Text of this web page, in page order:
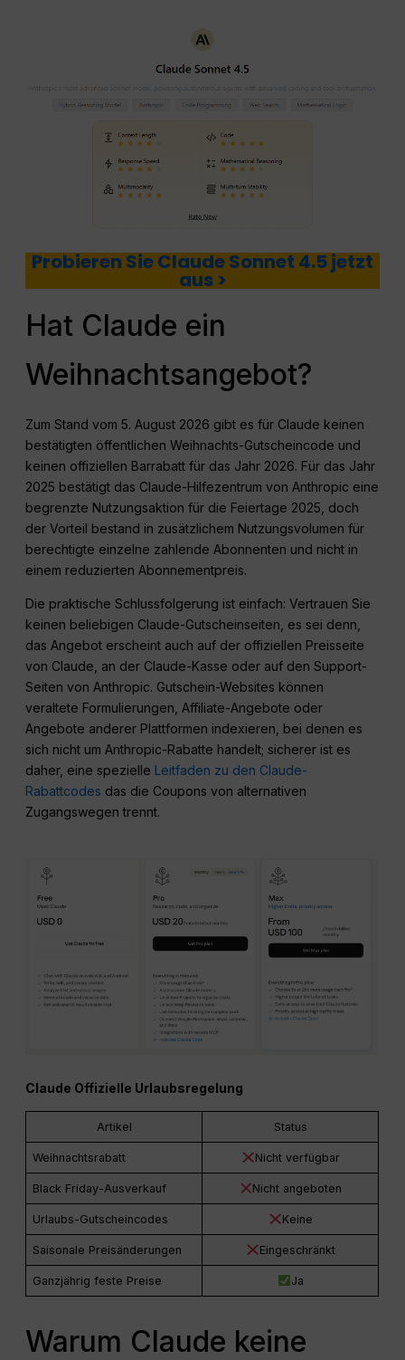
Probieren Sie Claude Sonnet 4.5 jetzt
aus >
Hat Claude ein
Weihnachtsangebot?
Zum Stand vom 5. August 2026 gibt es für Claude keinen
bestätigten öffentlichen Weihnachts-Gutscheincode und
keinen offiziellen Barrabatt für das Jahr 2026. Für das Jahr
2025 bestätigt das Claude-Hilfezentrum von Anthropic eine
begrenzte Nutzungsaktion für die Feiertage 2025, doch
der Vorteil bestand in zusätzlichem Nutzungsvolumen für
berechtigte einzelne zahlende Abonnenten und nicht in
einem reduzierten Abonnementpreis.
Die praktische Schlussfolgerung ist einfach: Vertrauen Sie
keinen beliebigen Claude-Gutscheinseiten, es sei denn,
das Angebot erscheint auch auf der offiziellen Preisseite
von Claude, an der Claude-Kasse oder auf den Support-
Seiten von Anthropic. Gutschein-Websites können
veraltete Formulierungen, Affiliate-Angebote oder
Angebote anderer Plattformen indexieren, bei denen es
sich nicht um Anthropic-Rabatte handelt; sicherer ist es
daher, eine spezielle Leitfaden zu den Claude-
Rabattcodes das die Coupons von alternativen
Zugangswegen trennt.
Claude Offizielle Urlaubsregelung
Artikel Status
Weihnachtsrabatt Nicht verfügbar
Black Friday-Ausverkauf Nicht angeboten
Urlaubs-Gutscheincodes Keine
Saisonale Preisänderungen Eingeschränkt
Ganzjährig feste Preise Ja
Warum Claude keine